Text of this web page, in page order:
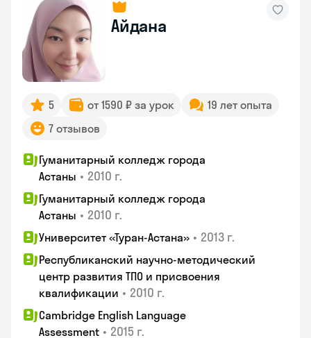
Айдана
5 от 1590 ₽ за урок
19 лет опыта
7 отзывов
Гуманитарный колледж города
Астаны • 2010 г.
Гуманитарный колледж города
Астаны • 2010 г.
Университет «Туран-Астана» • 2013 г.
Республиканский научно-методический
центр развития ТПО и присвоения
квалификации • 2010 г.
Cambridge English Language
Assessment • 2015 г.